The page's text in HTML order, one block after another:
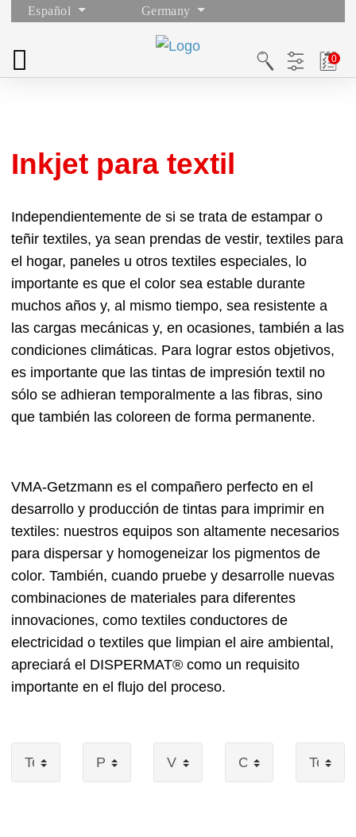
Español Germany
Inkjet para textil
Independientemente de si se trata de estampar o
teñir textiles, ya sean prendas de vestir, textiles para
el hogar, paneles u otros textiles especiales, lo
importante es que el color sea estable durante
muchos años y, al mismo tiempo, sea resistente a
las cargas mecánicas y, en ocasiones, también a las
condiciones climáticas. Para lograr estos objetivos,
es importante que las tintas de impresión textil no
sólo se adhieran temporalmente a las fibras, sino
que también las coloreen de forma permanente.
VMA-Getzmann es el compañero perfecto en el
desarrollo y producción de tintas para imprimir en
textiles: nuestros equipos son altamente necesarios
para dispersar y homogeneizar los pigmentos de
color. También, cuando pruebe y desarrolle nuevas
combinaciones de materiales para diferentes
innovaciones, como textiles conductores de
electricidad o textiles que limpian el aire ambiental,
apreciará el DISPERMAT® como un requisito
importante en el flujo del proceso.